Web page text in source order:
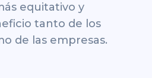
equitativo y
tanto de los
de las empresas.